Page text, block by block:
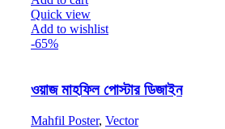
Quick view
Add to wishlist
-65%
ওয়াজ মাহফিল পোস্টার ডিজাইন
Mahfil Poster, Vector